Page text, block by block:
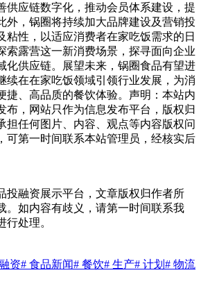
供应链数字化，推动会员体系建设，提
外，锅圈将持续加大品牌建设及营销投
粘性，以适应消费者在家吃饭需求的日
索露营这一新消费场景，探寻面向企业
化供应链。展望未来，锅圈食品有望进
续在在家吃饭领域引领行业发展，为消
捷、高品质的餐饮体验。声明：本站内
布，网站只作为信息发布平台，版权归
担任何图片、内容、观点等内容版权问
可第一时间联系本站管理员，经核实后
投融资展示平台，文章版权归作者所
。如内容有歧义，请第一时间联系我
处理。
资# 食品新闻# 餐饮# 生产# 计划 # 物流